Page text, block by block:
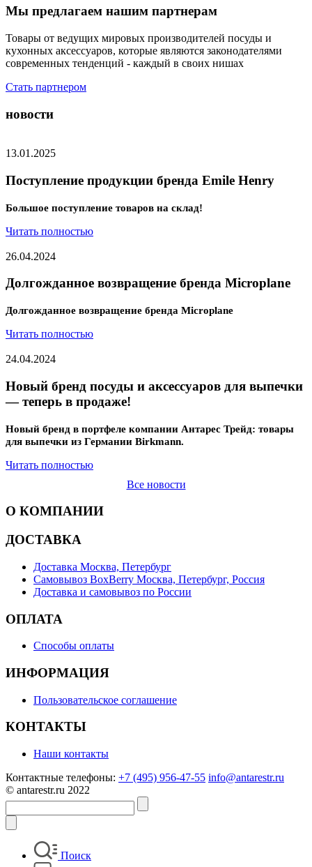
Мы предлагаем нашим партнерам
Товары от ведущих мировых производителей посуды и
кухонных аксессуаров, которые являются законодателями
современных тенденций - каждый в своих нишах
Стать партнером
новости
13.01.2025
Поступление продукции бренда Emile Henry
Большое поступление товаров на склад!
Читать полностью
26.04.2024
Долгожданное возвращение бренда Microplane
Долгожданное возвращение бренда Microplane
Читать полностью
24.04.2024
Новый бренд посуды и аксессуаров для выпечки
— теперь в продаже!
Новый бренд в портфеле компании Антарес Трейд: товары
для выпечки из Германии Birkmann.
Читать полностью
Все новости
О КОМПАНИИ
ДОСТАВКА
Доставка Москва, Петербург
Самовывоз BoxBerry Москва, Петербург, Россия
Доставка и самовывоз по России
ОПЛАТА
Способы оплаты
ИНФОРМАЦИЯ
Пользовательское соглашение
КОНТАКТЫ
Наши контакты
Контактные телефоны: +7 (495) 956-47-55 info@antarestr.ru
© antarestr.ru 2022
Поиск